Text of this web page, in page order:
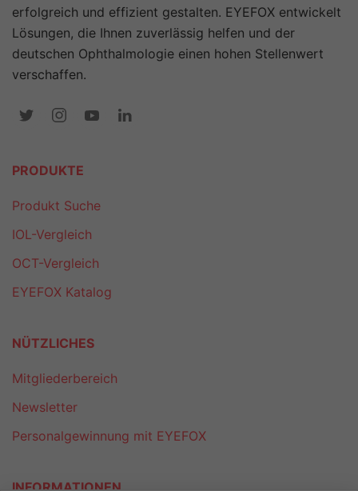
erfolgreich und effizient gestalten. EYEFOX entwickelt
Lösungen, die Ihnen zuverlässig helfen und der
deutschen Ophthalmologie einen hohen Stellenwert
verschaffen.
PRODUKTE
Produkt Suche
IOL-Vergleich
OCT-Vergleich
EYEFOX Katalog
NÜTZLICHES
Mitgliederbereich
Newsletter
Personalgewinnung mit EYEFOX
INFORMATIONEN